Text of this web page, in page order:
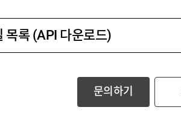
목록 (API 다운로드)
문의하기